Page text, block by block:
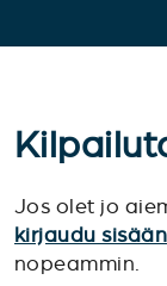
Jos olet jo
kirjaudu sisään
nopeammin.